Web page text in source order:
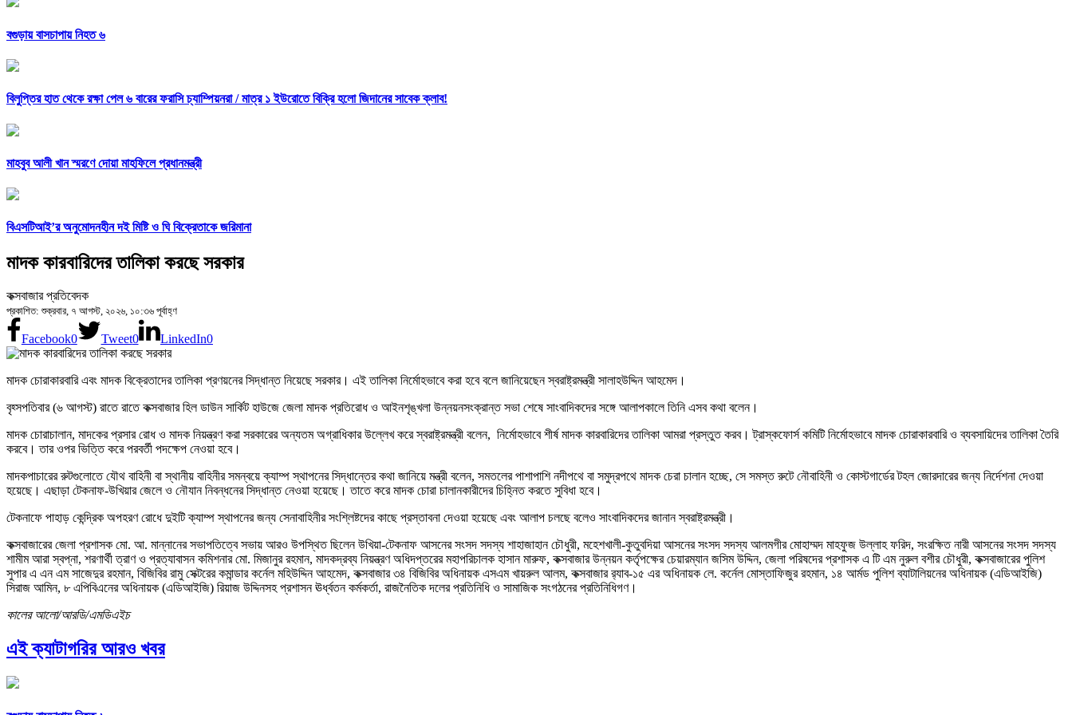
বগুড়ায় বাসচাপায় নিহত ৬
বিলুপ্তির হাত থেকে রক্ষা পেল ৬ বারের ফরাসি চ্যাম্পিয়নরা /মাত্র ১ ইউরোতে বিক্রি হলো জিদানের সাবেক ক্লাব!
মাহবুব আলী খান স্মরণে দোয়া মাহফিলে প্রধানমন্ত্রী
বিএসটিআই’র অনুমোদনহীন দই মিষ্টি ও ঘি বিক্রেতাকে জরিমানা
মাদক কারবারিদের তালিকা করছে সরকার
কক্সবাজার প্রতিবেদক
প্রকাশিত: শুক্রবার, ৭ আগস্ট, ২০২৬, ১০:৩৬ পূর্বাহ্ণ
Facebook0 Tweet0 LinkedIn0
মাদক চোরাকারবারি এবং মাদক বিক্রেতাদের তালিকা প্রণয়নের সিদ্ধান্ত নিয়েছে সরকার। এই তালিকা নির্মোহভাবে করা হবে বলে জানিয়েছেন স্বরাষ্ট্রমন্ত্রী সালাহউদ্দিন আহমেদ।
বৃহ্সপতিবার (৬ আগস্ট) রাতে রাতে কক্সবাজার হিল ডাউন সার্কিট হাউজে জেলা মাদক প্রতিরোধ ও আইনশৃঙ্খলা উন্নয়নসংক্রান্ত সভা শেষে সাংবাদিকদের সঙ্গে আলাপকালে তিনি এসব কথা বলেন।
মাদক চোরাচালান, মাদকের প্রসার রোধ ও মাদক নিয়ন্ত্রণ করা সরকারের অন্যতম অগ্রাধিকার উল্লেখ করে স্বরাষ্ট্রমন্ত্রী বলেন, নির্মোহভাবে শীর্ষ মাদক কারবারিদের তালিকা আমরা প্রস্তুত করব। ট্রাস্কফোর্স কমিটি নির্মোহভাবে মাদক চোরাকারবারি ও ব্যবসায়িদের তালিকা তৈরি
করবে। তার ওপর ভিত্তি করে পরবর্তী পদক্ষেপ নেওয়া হবে।
মাদকপাচারের রুটগুলোতে যৌথ বাহিনী বা স্থানীয় বাহিনীর সমন্বয়ে ক্যাম্প স্থাপনের সিদ্ধান্তের কথা জানিয়ে মন্ত্রী বলেন, সমতলের পাশাপাশি নদীপথে বা সমুদ্রপথে মাদক চেরা চালান হচ্ছে, সে সমস্ত রুটে নৌবাহিনী ও কোস্টগার্ডের টহল জোরদারের জন্য নির্দেশনা দেওয়া
হয়েছে। এছাড়া টেকনাফ-উখিয়ার জেলে ও নৌযান নিবন্ধনের সিদ্ধান্ত নেওয়া হয়েছে। তাতে করে মাদক চোরা চালানকারীদের চিহ্নিত করতে সুবিধা হবে।
টেকনাফে পাহাড় কেন্দ্রিক অপহরণ রোধে দুইটি ক্যাম্প স্থাপনের জন্য সেনাবাহিনীর সংশ্লিষ্টদের কাছে প্রস্তাবনা দেওয়া হয়েছে এবং আলাপ চলছে বলেও সাংবাদিকদের জানান স্বরাষ্ট্রমন্ত্রী।
কক্সবাজারের জেলা প্রশাসক মো. আ. মান্নানের সভাপতিত্বে সভায় আরও উপস্থিত ছিলেন উখিয়া-টেকনাফ আসনের সংসদ সদস্য শাহাজাহান চৌধুরী, মহেশখালী-কুতুবদিয়া আসনের সংসদ সদস্য আলমগীর মোহাম্মদ মাহফুজ উল্লাহ ফরিদ, সংরক্ষিত নারী আসনের সংসদ সদস্য
শামীম আরা স্বপ্না, শরণার্থী ত্রাণ ও প্রত্যাবাসন কমিশনার মো. মিজানুর রহমান, মাদকদ্রব্য নিয়ন্ত্রণ অধিদপ্তরের মহাপরিচালক হাসান মারুফ, কক্সবাজার উন্নয়ন কর্তৃপক্ষের চেয়ারম্যান জসিম উদ্দিন, জেলা পরিষদের প্রশাসক এ টি এম নুরুল বশীর চৌধুরী, কক্সবাজারের পুলিশ
সুপার এ এন এম সাজেদুর রহমান, বিজিবির রামু সেক্টরের কমান্ডার কর্নেল মহিউদ্দিন আহমেদ, কক্সবাজার ৩৪ বিজিবির অধিনায়ক এসএম খায়রুল আলম, কক্সবাজার র‌্যাব-১৫ এর অধিনায়ক লে. কর্নেল মোস্তাফিজুর রহমান, ১৪ আর্মড পুলিশ ব্যাটালিয়নের অধিনায়ক (এডিআইজি)
সিরাজ আমিন, ৮ এপিবিএনের অধিনায়ক (এডিআইজি) রিয়াজ উদ্দিনসহ প্রশাসন ঊর্ধ্বতন কর্মকর্তা, রাজনৈতিক দলের প্রতিনিধি ও সামাজিক সংগঠনের প্রতিনিধিগণ।
কালের আলো/আরডি/এমডিএইচ
এই ক্যাটাগরির আরও খবর